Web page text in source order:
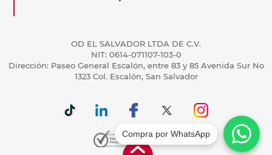
OD EL SALVADOR LTDA DE C.V.
NIT: 0614-071107-103-0
Dirección: Paseo General Escalón, entre 83 y 85 Avenida Sur No
1323 Col. Escalón, San Salvador
Compra por WhatsApp